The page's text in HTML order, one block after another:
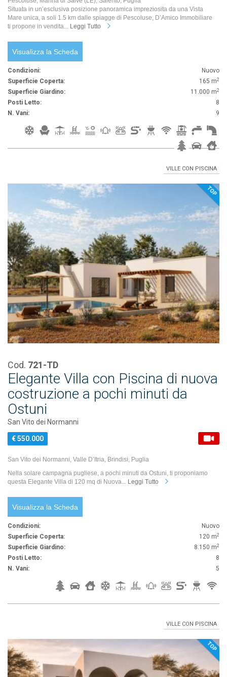
Situata in un’esclusiva posizione panoramica impreziosita da una Vista
Mare unica, a soli 1.5 km dalle spiagge di Pescoluse, D’Amico Immobiliare
ti propone in vendita... Leggi Tutto
Visualizza la Scheda
Condizioni:
Nuovo
Superficie Coperta:
165 m2
Superficie Giardino: 11.000 m2
Posti Letto:
8
N. Vani:
9
VILLE CON PISCINA
TOP
Cod. 721-TD
Elegante Villa con Piscina di nuova
costruzione a pochi minuti da
Ostuni
San Vito dei Normanni
€ 550.000
San Vito dei Normanni, Valle D’Itria, Brindisi, Puglia
Nella solare campagna pugliese, a pochi minuti da Ostuni, ti proponiamo
questa Elegante Villa di 120 mq di Nuova... Leggi Tutto
Visualizza la Scheda
Condizioni:
Nuovo
Superficie Coperta:
120 m2
Superficie Giardino: 8.150 m2
Posti Letto:
8
N. Vani:
5
VILLE CON PISCINA
TOP